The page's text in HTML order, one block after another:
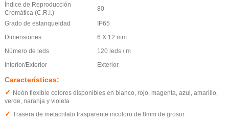
Índice de Reproducción
Cromática (C.R.I.)
80
Grado de estanqueidad
IP65
Dimensiones
6 X 12 mm
Número de leds
120 leds / m
Interior/Exterior
Exterior
Características:
✓ Neón flexible colores disponibles en blanco, rojo, magenta, azul, amarillo,
verde, naranja y violeta
✓ Trasera de metacrilato trasparente incoloro de 8mm de grosor